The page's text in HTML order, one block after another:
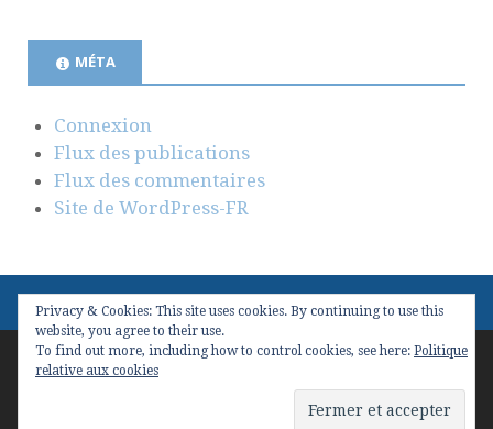
MÉTA
Connexion
Flux des publications
Flux des commentaires
Site de WordPress-FR
Copyright © 2026
Stargazer.
Privacy & Cookies: This site uses cookies. By continuing to use this
website, you agree to their use.
To find out more, including how to control cookies, see here: Politique
relative aux cookies